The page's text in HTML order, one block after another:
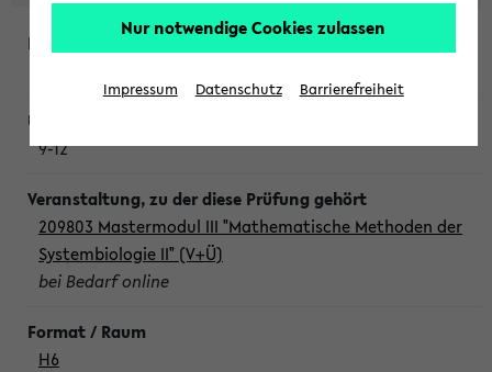
9-12
209803 Mastermodul III "Mathematische Methoden der
Systembiologie II" (V+Ü)
bei Bedarf online
H6
Nur notwendige Cookies zulassen
Impressum Datenschutz Barrierefreiheit